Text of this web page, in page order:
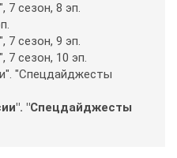
7 ceзoн, 8 эп.
7 ceзoн, 9 эп.
7 ceзoн, 10 эп.
"Cпeцдaйджecты
"Cпeцдaйджecты